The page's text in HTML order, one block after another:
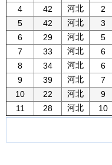
4
42 河北 2
5
42 河北 3
6
29 河北 5
7
33 河北 6
8
34 河北 6
9
39 河北 7
10
22 河北 9
11
28 河北 10